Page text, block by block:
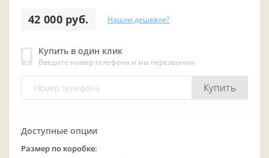
42 000 руб. Нашли дешевле?
Купить в один клик
Введите номер телефона и мы перезвоним
Купить
Доступные опции
Размер по коробке: